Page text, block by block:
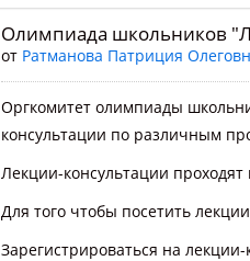
Олимпиада школьников
от Ратманова Патриция
Оргкомитет олимпиады
консультации по различным
Лекции-консультации
Для того чтобы посетить
Зарегистрироваться на